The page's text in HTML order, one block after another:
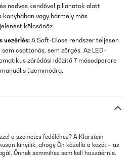
nedves kendővel pillanatok alatt
konyhában vagy bármely más
kölcsönöz.
vezérlés: A Soft-Close rendszer teljesen
csattanás, sem zörgés. Az LED-
záródási időzítő 7 másodpercre
üzemmódra.
a szemetes fedéléhez? A Klarstein
kinyílik, ahogy Ön közelíti a kezét – az
Önnek semmihez sem kell hozzáérnie.